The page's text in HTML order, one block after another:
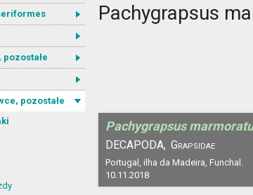
pozostałe
pozostałe
Pachygrapsus
Pachygrapsus
DECAPODA, Grapsidae
Portugal, ilha da Madeira, Funchal.
10.11.2018